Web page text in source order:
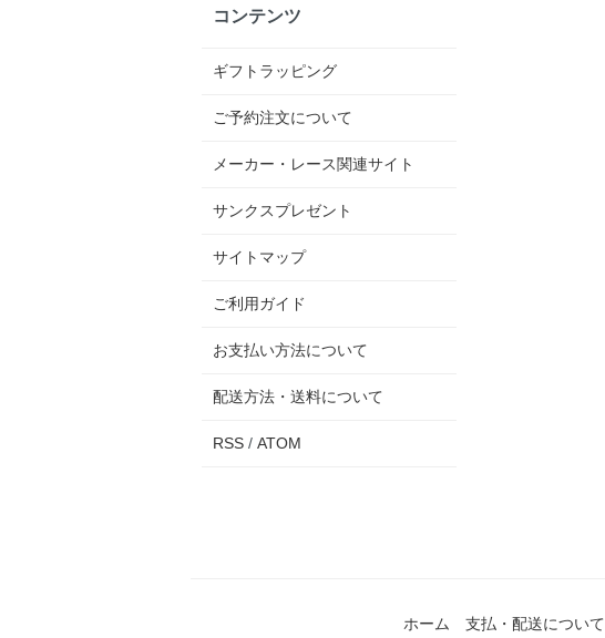
コンテンツ
ギフトラッピング
ご予約注文について
メーカー・レース関連サイト
サンクスプレゼント
サイトマップ
ご利用ガイド
お支払い方法について
配送方法・送料について
RSS / ATOM
ホーム 支払・配送について